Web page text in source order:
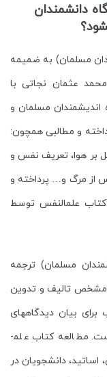
دانش­مندان
مسلمان) به ضمیمه
محمد عثمان نجاتیبا
اندیش­مندان مسلمان و
و مطالبی هم­چون:
بر هوا، تعریف نفس و
از مرگ و… پرداخته و
کتاب علم­النفس توسط
مسلمان) ترجمه
مشخص تالیف و تدوین
بیان دیدگاه­های
. مطالعه کتاب علم­
اساتید، دانشجویان در